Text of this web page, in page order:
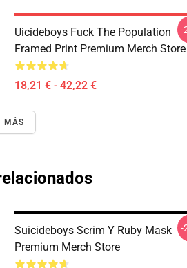
Uicideboys Fuck The Population
Framed Print Premium Merch Store
18,21 € - 42,22 €
-
MÁS
Suicideboys Scrim Y Ruby Mask
Premium Merch Store
-